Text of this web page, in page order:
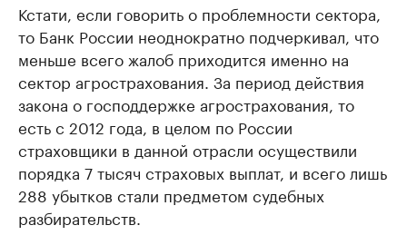
Кстати, если говорить о проблемности сектора,
то Банк России неоднократно подчеркивал, что
меньше всего жалоб приходится именно на
сектор агрострахования. За период действия
закона о господдержке агрострахования, то
есть с 2012 года, в целом по России
страховщики в данной отрасли осуществили
порядка 7 тысяч страховых выплат, и всего лишь
288 убытков стали предметом судебных
разбирательств.